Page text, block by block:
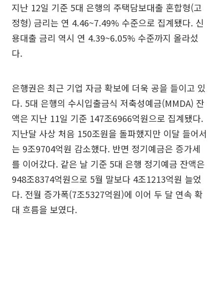
지난 12일 기준 5대 은행의 주택담보대출 혼합형(고
정형) 금리는 연 4.46~7.49% 수준으로 집계됐다. 신
용대출 금리 역시 연 4.39~6.05% 수준까지 올라섰
다.
은행권은 최근 기업 자금 확보에 더욱 공을 들이고 있
다. 5대 은행의 수시입출금식 저축성예금(MMDA) 잔
액은 지난 11일 기준 147조6966억원으로 집계됐다.
지난달 사상 처음 150조원을 돌파했지만 이달 들어서
는 9조9704억원 감소했다. 반면 정기예금은 증가세
를 이어갔다. 같은 날 기준 5대 은행 정기예금 잔액은
948조8374억원으로 5월 말보다 4조1213억원 늘었
다. 전월 증가폭(7조5327억원)에 이어 두 달 연속 확
대 흐름을 보였다.